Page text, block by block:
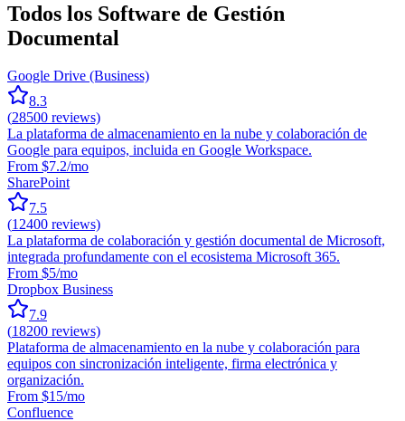
Todos los Software de Gestión
Documental
Google Drive (Business)
8.3
(28500 reviews)
La plataforma de almacenamiento en la nube y colaboración de
Google para equipos, incluida en Google Workspace.
From $7.2/mo
SharePoint
7.5
(12400 reviews)
La plataforma de colaboración y gestión documental de Microsoft,
integrada profundamente con el ecosistema Microsoft 365.
From $5/mo
Dropbox Business
7.9
(18200 reviews)
Plataforma de almacenamiento en la nube y colaboración para
equipos con sincronización inteligente, firma electrónica y
organización.
From $15/mo
Confluence